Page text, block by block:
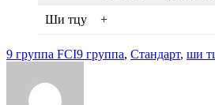
Ши тцу +
9 группа FCI9 группа, Стандарт, ши